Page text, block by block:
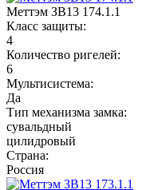
Меттэм ЗВ13 174.1.1
Класс защиты:
4
Количество ригелей:
6
Мультисистема:
Да
Тип механизма замка:
сувальдный
цилидровый
Страна:
Россия